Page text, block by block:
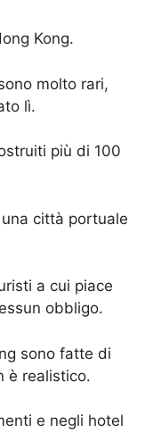
Kong.
molto rari,
lì.
più di 100
città portuale
a cui piace
obbligo.
sono fatte di
è realistico.
e negli hotel